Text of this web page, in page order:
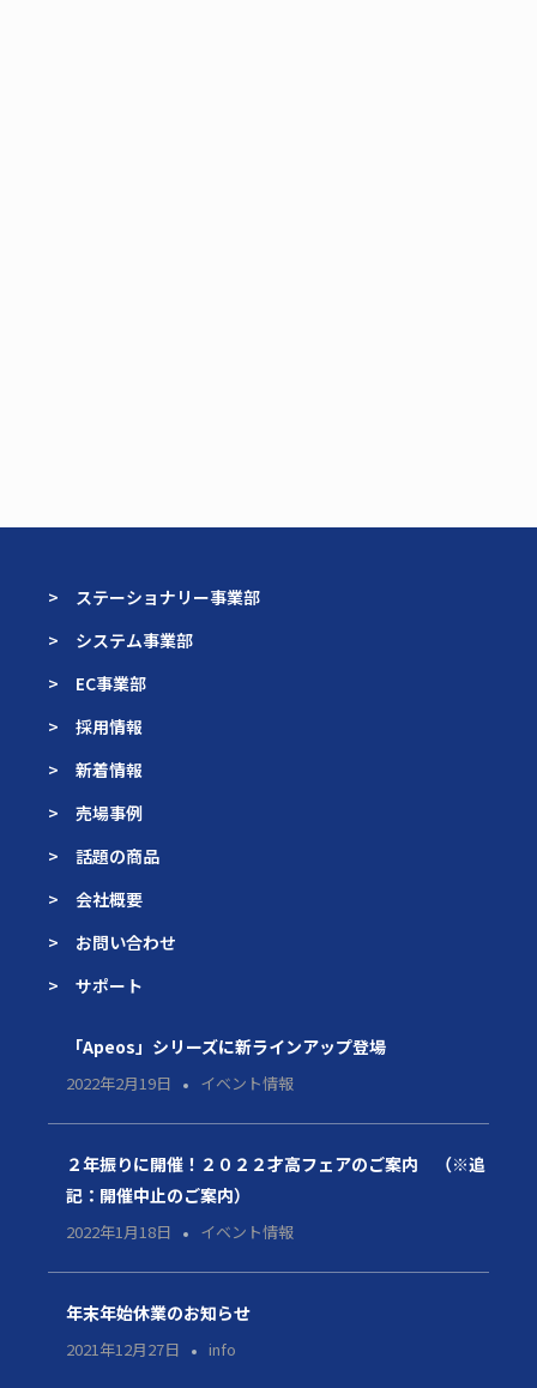
> ステーショナリー事業部
> システム事業部
> EC事業部
> 採用情報
> 新着情報
> 売場事例
> 話題の商品
> 会社概要
> お問い合わせ
> サポート
「Apeos」シリーズに新ラインアップ登場
2022年2月19日 イベント情報
２年振りに開催！２０２２才高フェアのご案内 （※追
記：開催中止のご案内）
2022年1月18日 イベント情報
年末年始休業のお知らせ
2021年12月27日 info